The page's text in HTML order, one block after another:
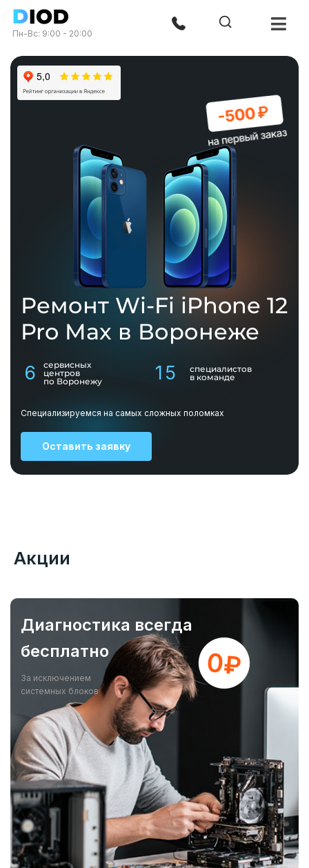
Пн-Вс: 9:00 - 20:00
Ремонт Wi-Fi iPhone 12
Pro Max в Воронеже
6
сервисных
центров
по Воронежу
15
специалистов
в команде
Специализируемся на самых сложных поломках
Оставить заявку
Акции
Диагностика всегда
бесплатно
За исключением
системных блоков